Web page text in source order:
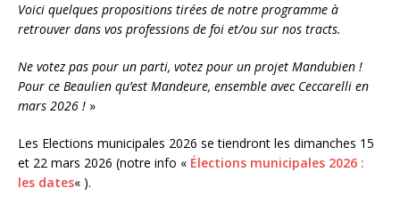
Voici quelques propositions tirées de notre programme à
retrouver dans vos professions de foi et/ou sur nos tracts.
Ne votez pas pour un parti, votez pour un projet Mandubien !
Pour ce Beaulien qu’est Mandeure, ensemble avec Ceccarelli en
mars 2026 ! »
Les Elections municipales 2026 se tiendront les dimanches 15
et 22 mars 2026 (notre info « Élections municipales 2026 :
les dates« ).